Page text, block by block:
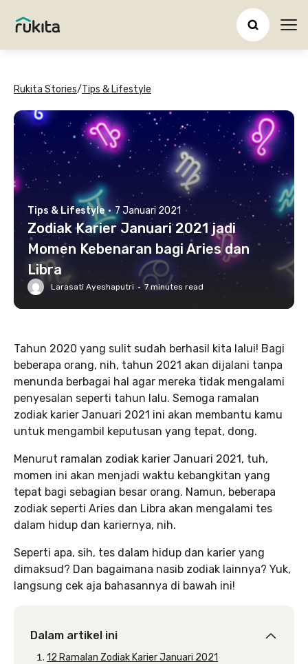
Rukita Stories/Tips & Lifestyle
Tips & Lifestyle · 7 Januari 2021
Zodiak Karier Januari 2021 jadi
Momen Kebenaran bagi Aries dan
Libra
Larasati Ayeshaputri · 7 minutes read
Tahun 2020 yang sulit sudah berhasil kita lalui! Bagi
beberapa orang, nih, tahun 2021 akan dijalani tanpa
menunda berbagai hal agar mereka tidak mengalami
penyesalan seperti tahun lalu. Semoga ramalan
zodiak karier Januari 2021 ini akan membantu kamu
untuk mengambil keputusan yang tepat, dong.
Menurut ramalan zodiak karier Januari 2021, tuh,
momen ini akan menjadi waktu kebangkitan yang
tepat bagi sebagian besar orang. Namun, beberapa
zodiak seperti Aries dan Libra akan mengalami tes
dalam hidup dan kariernya, nih.
Seperti apa, sih, tes dalam hidup dan karier yang
dimaksud? Dan bagaimana nasib zodiak lainnya? Yuk,
langsung cek aja bahasannya di bawah ini!
Dalam artikel ini
12 Ramalan Zodiak Karier Januari 2021